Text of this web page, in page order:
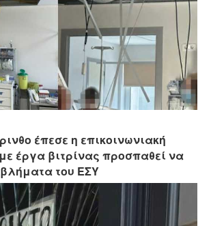
έπεσε η επικοινωνιακή
έργα βιτρίνας προσπαθεί να
του ΕΣΥ